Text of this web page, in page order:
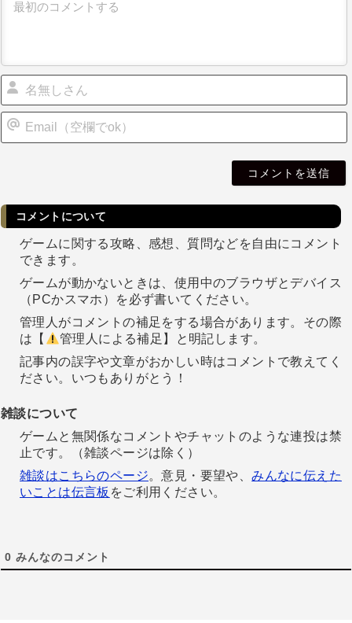
コメントについて
ゲームに関する攻略、感想、質問などを自由にコメント
できます。
ゲームが動かないときは、使用中のブラウザとデバイス
（PCかスマホ）を必ず書いてください。
管理人がコメントの補足をする場合があります。その際
は【
管理人による補足】と明記します。
記事内の誤字や文章がおかしい時はコメントで教えてく
ださい。いつもありがとう！
雑談について
ゲームと無関係なコメントやチャットのような連投は禁
止です。（雑談ページは除く）
雑談はこちらのページ。意見・要望や、みんなに伝えた
いことは伝言板 をご利用ください。
0 みんなのコメント